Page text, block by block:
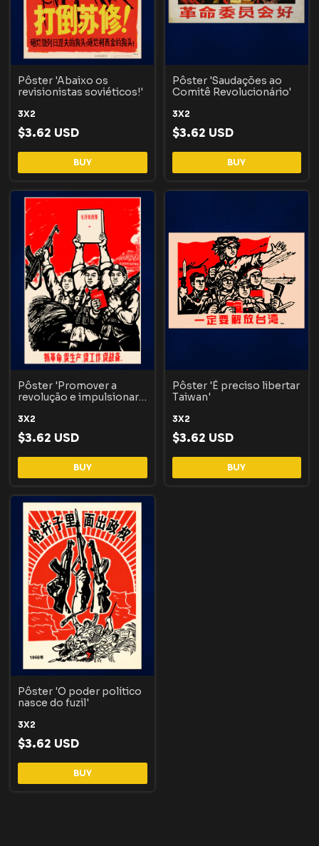
Pôster 'Abaixo os
revisionistas soviéticos!'
3X2
$3.62 USD
BUY
Pôster 'Saudações ao
Comitê Revolucionário'
3X2
$3.62 USD
BUY
Pôster 'Promover a
revolução e impulsionar a
3X2
$3.62 USD
BUY
Pôster 'É preciso libertar
Taiwan'
3X2
$3.62 USD
BUY
Pôster 'O poder político
nasce do fuzil'
3X2
$3.62 USD
BUY